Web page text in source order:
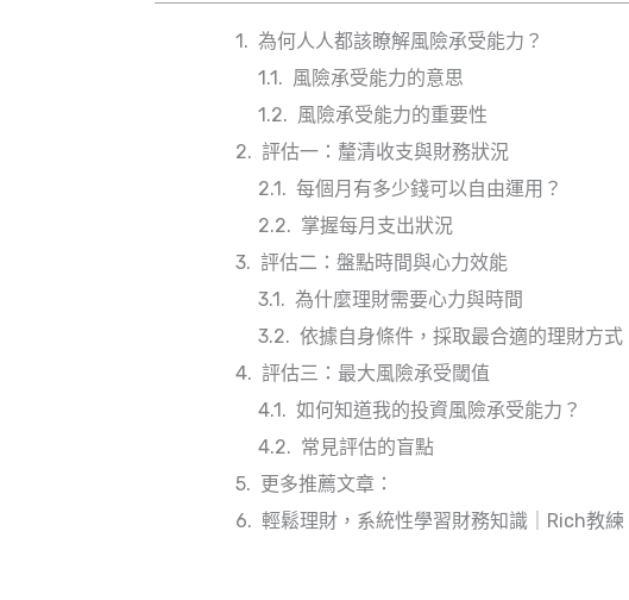
為何人人都該瞭解風險承受能力？
風險承受能力的意思
風險承受能力的重要性
評估一：釐清收支與財務狀況
每個月有多少錢可以自由運用？
掌握每月支出狀況
評估二：盤點時間與心力效能
為什麼理財需要心力與時間
依據自身條件，採取最合適的理財方式
評估三：最大風險承受閾值
如何知道我的投資風險承受能力？
常見評估的盲點
更多推薦文章：
輕鬆理財，系統性學習財務知識｜Rich教練